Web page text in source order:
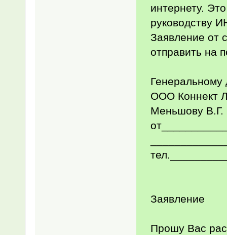
интернету.
руководству
Заявление от
отправить на
Генеральному
ООО Коннект
Меньшову В.Г.
Заявление
Прошу Вас